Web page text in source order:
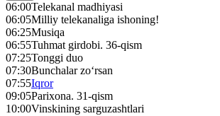
06:00Telekanal madhiyasi
06:05Milliy telekanaliga ishoning!
06:25Musiqa
06:55Tuhmat girdobi. 36-qism
07:25Tonggi duo
07:30Bunchalar zo‘rsan
07:55Iqror
09:05Parixona. 31-qism
10:00Vinskining sarguzashtlari